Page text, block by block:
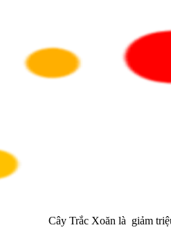
Cây Trắc Xoăn là giảm